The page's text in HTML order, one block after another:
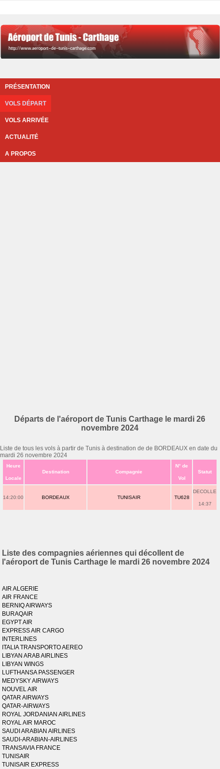
PRÉSENTATION
VOLS DÉPART
VOLS ARRIVÉE
ACTUALITÉ
A PROPOS
Départs de l'aéroport de Tunis Carthage le mardi 26
novembre 2024
Liste de tous les vols à partir de Tunis à destination de de BORDEAUX en date du
mardi 26 novembre 2024
Heure
Locale
Destination Compagnie
N° de
Vol
Statut
14:20:00 BORDEAUX TUNISAIR TU628
DECOLLE
14:37
Liste des compagnies aériennes qui décollent de
l'aéroport de Tunis Carthage le mardi 26 novembre 2024
AIR ALGERIE
AIR FRANCE
BERNIQ AIRWAYS
BURAQAIR
EGYPT AIR
EXPRESS AIR CARGO
INTERLINES
ITALIA TRANSPORTO AEREO
LIBYAN ARAB AIRLINES
LIBYAN WINGS
LUFTHANSA PASSENGER
MEDYSKY AIRWAYS
NOUVEL AIR
QATAR AIRWAYS
QATAR-AIRWAYS
ROYAL JORDANIAN AIRLINES
ROYAL AIR MAROC
SAUDI ARABIAN AIRLINES
SAUDI-ARABIAN-AIRLINES
TRANSAVIA FRANCE
TUNISAIR
TUNISAIR EXPRESS